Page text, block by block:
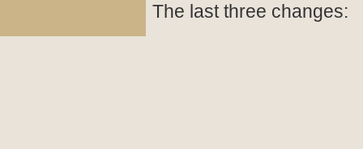
The last three changes: